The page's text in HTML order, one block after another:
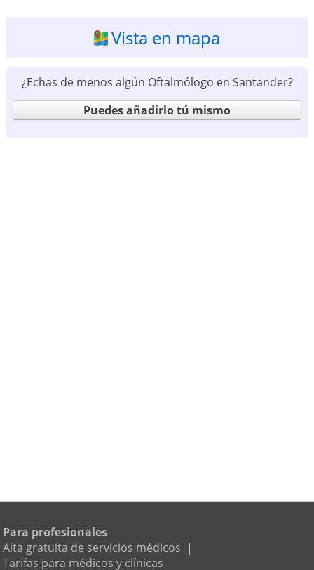
Vista en mapa
¿Echas de menos algún Oftalmólogo en Santander?
Puedes añadirlo tú mismo
Para profesionales
Alta gratuita de servicios médicos |
Tarifas para médicos y clínicas